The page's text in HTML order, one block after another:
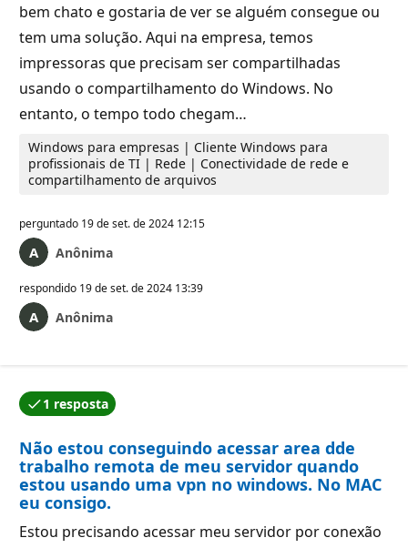
bem chato e gostaria de ver se alguém consegue ou
tem uma solução. Aqui na empresa, temos
impressoras que precisam ser compartilhadas
usando o compartilhamento do Windows. No
entanto, o tempo todo chegam…
Windows para empresas | Cliente Windows para
profissionais de TI | Rede | Conectividade de rede e
compartilhamento de arquivos
perguntado 19 de set. de 2024 12:15
Anônima
respondido 19 de set. de 2024 13:39
Anônima
1 resposta
Uma das respostas foi aceita pelo autor da pergunta.
Não estou conseguindo acessar area dde
trabalho remota de meu servidor quando
estou usando uma vpn no windows. No MAC
eu consigo.
Estou precisando acessar meu servidor por conexão